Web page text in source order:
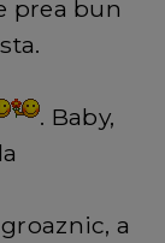
prea bun
. Baby,
a